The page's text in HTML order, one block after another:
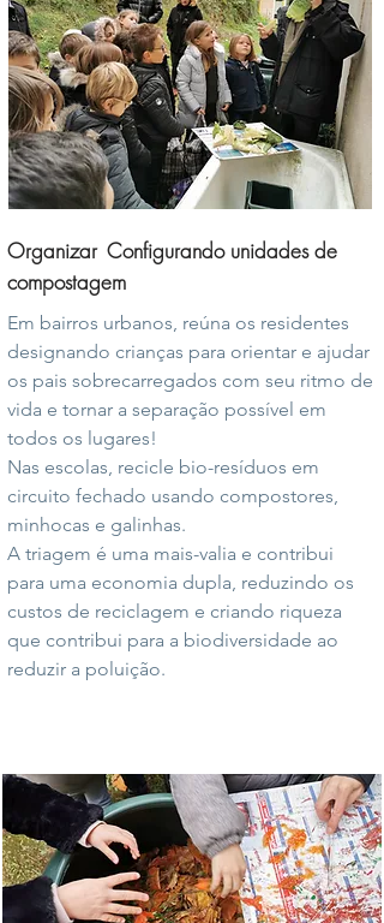
Organizar Configurando unidades de
compostagem
Em bairros urbanos, reúna os residentes
designando crianças para orientar e ajudar
os pais sobrecarregados com seu ritmo de
vida e tornar a separação possível em
todos os lugares!
Nas escolas, recicle bio-resíduos em
circuito fechado usando compostores,
minhocas e galinhas.
A triagem é uma mais-valia e contribui
para uma economia dupla, reduzindo os
custos de reciclagem e criando riqueza
que contribui para a biodiversidade ao
reduzir a poluição.